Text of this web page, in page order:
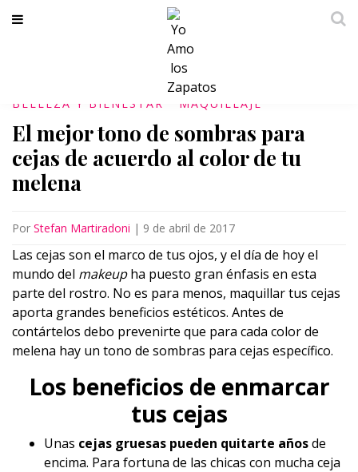
BELLEZA Y BIENESTAR MAQUILLAJE
El mejor tono de sombras para
cejas de acuerdo al color de tu
melena
Por Stefan Martiradoni | 9 de abril de 2017
Las cejas son el marco de tus ojos, y el día de hoy el
mundo del makeupha puesto gran énfasis en esta
parte del rostro. No es para menos, maquillar tus cejas
aporta grandes beneficios estéticos. Antes de
contártelos debo prevenirte que para cada color de
melena hay un tono de sombras para cejas específico.
Los beneficios de enmarcar
tus cejas
Unas cejas gruesas pueden quitarte añosde
encima. Para fortuna de las chicas con mucha ceja